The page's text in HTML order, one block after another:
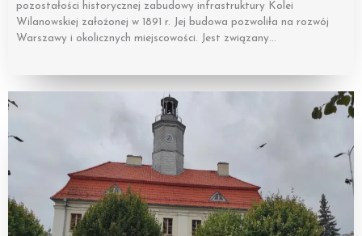
pozostałości historycznej zabudowy infrastruktury Kolei
Wilanowskiej założonej w 1891 r. Jej budowa pozwoliła na rozwój
Warszawy i okolicznych miejscowości. Jest związany…